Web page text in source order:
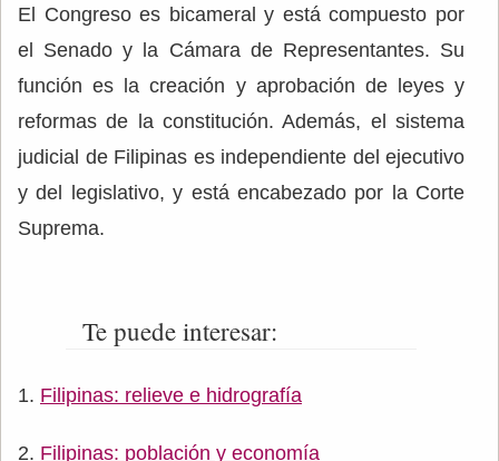
El Congreso es bicameral y está compuesto por
el Senado y la Cámara de Representantes. Su
función es la creación y aprobación de leyes y
reformas de la constitución. Además, el sistema
judicial de Filipinas es independiente del ejecutivo
y del legislativo, y está encabezado por la Corte
Suprema.
Te puede interesar:
Filipinas: relieve e hidrografía
Filipinas: población y economía